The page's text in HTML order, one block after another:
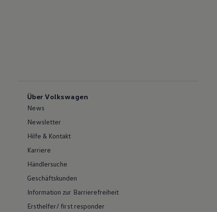
Über Volkswagen
News
Newsletter
Hilfe & Kontakt
Karriere
Händlersuche
Geschäftskunden
Information zur Barrierefreiheit
Ersthelfer/ first responder